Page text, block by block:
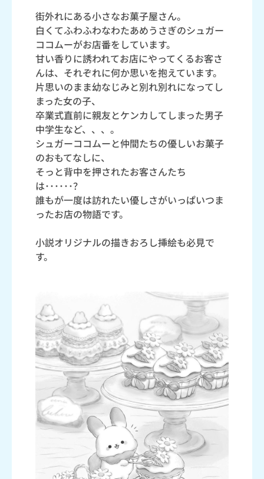
街外れにある小さなお菓子屋さん。
白くてふわふわなわたあめうさぎのシュガー
ココムーがお店番をしています。
甘い香りに誘われてお店にやってくるお客さ
んは、それぞれに何か思いを抱えています。
片思いのまま幼なじみと別れ別れになってし
まった女の子、
卒業式直前に親友とケンカしてしまった男子
中学生など、、、。
シュガーココムーと仲間たちの優しいお菓子
のおもてなしに、
そっと背中を押されたお客さんたち
は･･････？
誰もが一度は訪れたい優しさがいっぱいつま
ったお店の物語です。
小説オリジナルの描きおろし挿絵も必見で
す。